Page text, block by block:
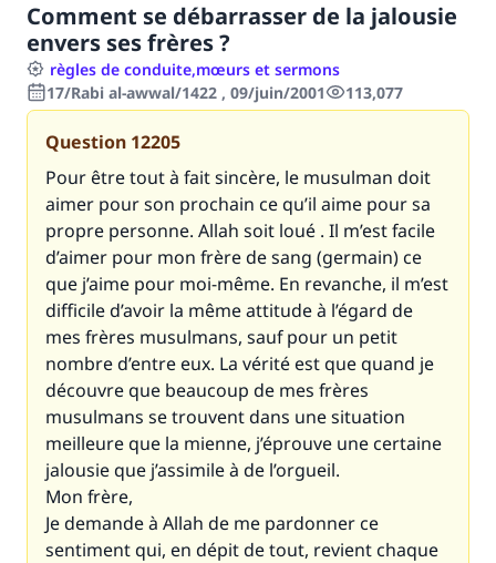
Comment se débarrasser de la jalousie
envers ses frères ?
règles de conduite,mœurs et sermons
17/Rabi al-awwal/1422 , 09/juin/2001
113,077
Question 12205
Pour être tout à fait sincère, le musulman doit
aimer pour son prochain ce qu’il aime pour sa
propre personne. Allah soit loué . Il m’est facile
d’aimer pour mon frère de sang (germain) ce
que j’aime pour moi-même. En revanche, il m’est
difficile d’avoir la même attitude à l’égard de
mes frères musulmans, sauf pour un petit
nombre d’entre eux. La vérité est que quand je
découvre que beaucoup de mes frères
musulmans se trouvent dans une situation
meilleure que la mienne, j’éprouve une certaine
jalousie que j’assimile à de l’orgueil.
Mon frère,
Je demande à Allah de me pardonner ce
sentiment qui, en dépit de tout, revient chaque